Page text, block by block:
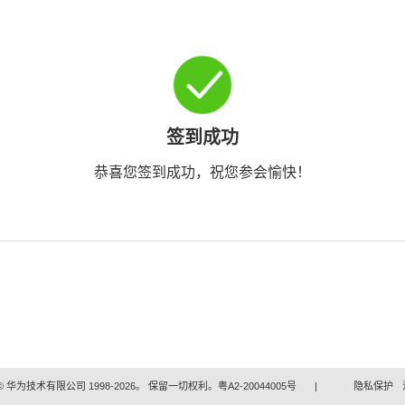
签到成功
恭喜您签到成功，祝您参会愉快！
华为技术有限公司 1998-2026。 保留一切权利。粤A2-20044005号 | 隐私保护